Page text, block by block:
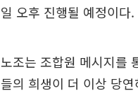
일 오후 진행될 예정이다.
노조는 조합원 메시지를
들의 희생이 더 이상 당